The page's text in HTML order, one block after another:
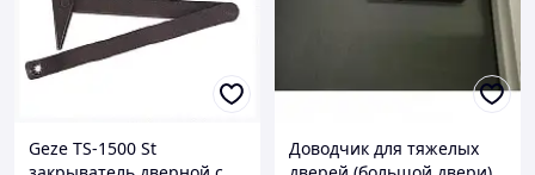
Geze TS-1500 St
Доводчик для тяжелых